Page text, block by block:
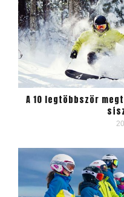
A 10 legtöbbször